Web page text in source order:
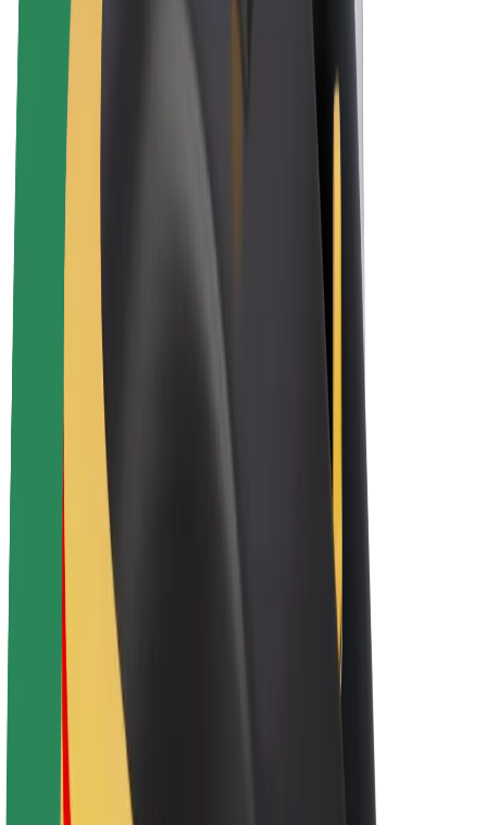
Sürücü qazancı
Şirkət
Vakansiyalar
Bolt haqqında
Bolt-da davamlılıq
Project Zero
Bloq
Xəbər otağı
Brend təlimatları
Missiya
İnvestorlarla əlaqələr
Rəhbərlik
Brend
Media
Urban Fondu
Təhlükəsizlik